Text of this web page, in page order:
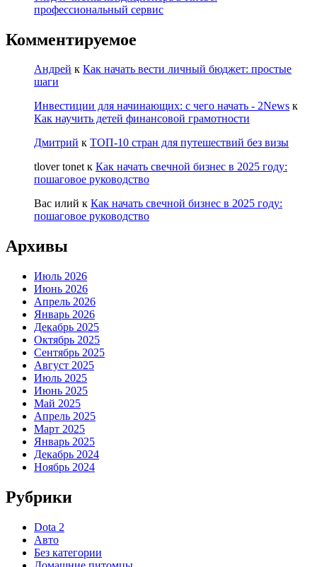
профессиональный сервис
Комментируемое
Андрей к Как начать вести личный бюджет: простые
шаги
Инвестиции для начинающих: с чего начать - 2News к
Как научить детей финансовой грамотности
Дмитрий к ТОП-10 стран для путешествий без визы
tlover tonetк Как начать свечной бизнес в 2025 году:
пошаговое руководство
Вас илий к Как начать свечной бизнес в 2025 году:
пошаговое руководство
Архивы
Июль 2026
Июнь 2026
Апрель 2026
Январь 2026
Декабрь 2025
Октябрь 2025
Сентябрь 2025
Август 2025
Июль 2025
Июнь 2025
Май 2025
Апрель 2025
Март 2025
Январь 2025
Декабрь 2024
Ноябрь 2024
Рубрики
Dota 2
Авто
Без категории